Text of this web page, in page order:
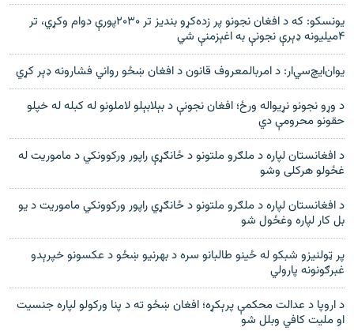
يونسکو: که د افغان نجونو پر زده‌کړو بنديز تر ۲۰۳۰پورې دوام وکړي، تر
۴ميليونه ډېرې نجونې به اغېزمنې شي
یو‌‌ان‌ايچ‌سي‌ار: د امربالمعروف قانون د افغان ښځو رواني فشارونه ډېر کړي
د وړو نجونو نړیواله ورځ؛ افغان نجونې د بېلابېلو لاملونو له کبله له خپلو
حقونو محرومې دي
د افغانستان لپاره د ملګرو ملتونو د ځانګړې راپور ورکوونکي د ماموریت له
غځولو هرکلی وشو
د افغانستان لپاره د ملګرو ملتونو د ځانګړي راپور ورکوونکي ماموریت د یو
بل کار لپاره وغځول شو
پر ټولنیزو شبکو له ځینو طالبانو سره د بهرنیو ښځو د عکسونو خپرېدو
غبرګونونه پارولي
د اروپا د عدالت محکمې پرېکړه؛ افغان ښځو ته د پنا ورکولو لپاره جنسیت
او ملیت کافي وبلل شو